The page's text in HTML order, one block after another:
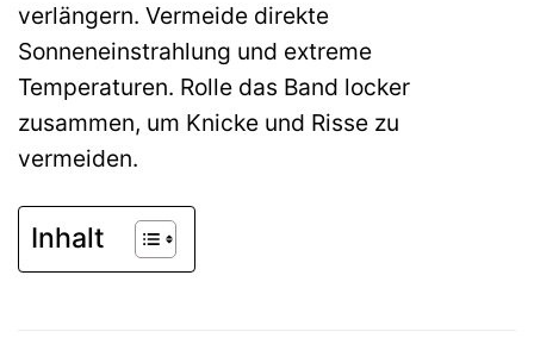
verlängern. Vermeide direkte
Sonneneinstrahlung und extreme
Temperaturen. Rolle das Band locker
zusammen, um Knicke und Risse zu
vermeiden.
Inhalt